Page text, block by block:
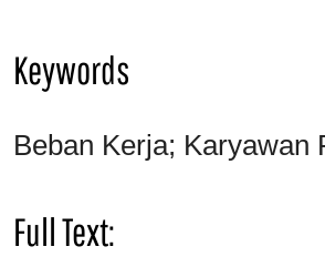
Keywords
Beban Kerja; Karyawan
Full Text: